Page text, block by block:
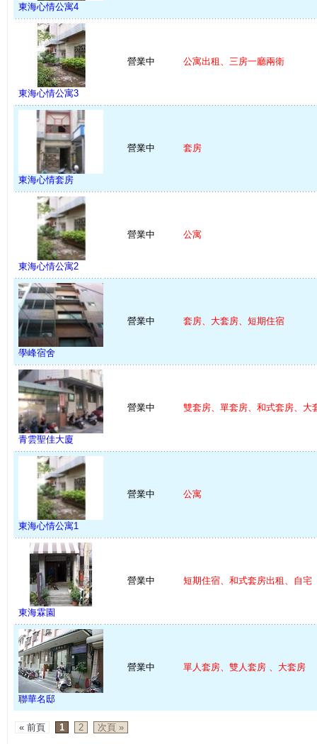
東海心情公寓4
東海心情公寓3
營業中 公寓出租、三房一廳兩衛
東海心情套房
營業中 套房
東海心情公寓2
營業中 公寓
學峰宿舍
營業中 套房、大套房、短期住宿
青雲聖佳大廈
營業中 雙套房、單套房、和式套房、大
東海心情公寓1
營業中 公寓
東海霖園
營業中 短期住宿、和式套房出租、自宅
聯華名邸
營業中 單人套房、雙人套房 、大套房
« 前頁 1 2 次頁 »